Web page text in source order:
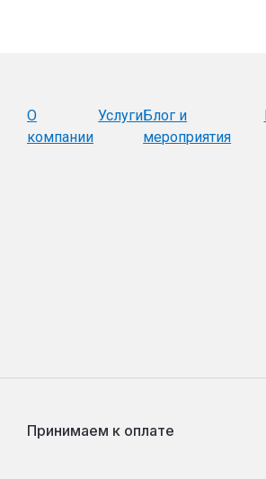
О
компании
УслугиБлог и
мероприятия
Принимаем к оплате